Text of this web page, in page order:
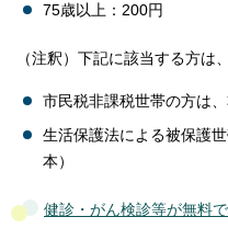
75歳以上：200円
（注釈）下記に該当する方は
市民税非課税世帯の方は
生活保護法による被保護
本）
健診・がん検診等が無料